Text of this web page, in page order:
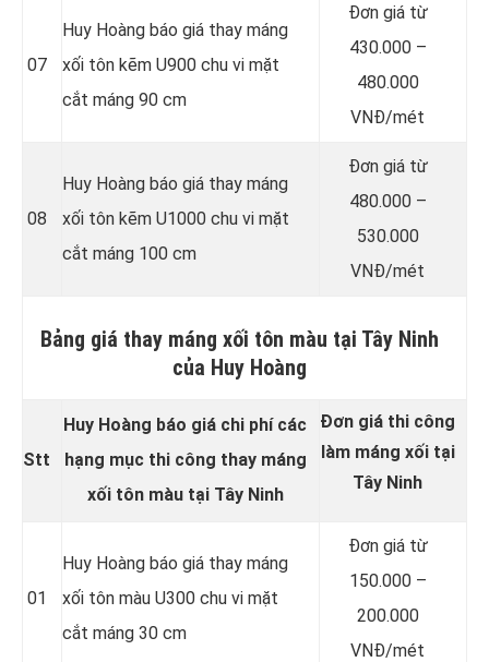
07
Huy Hoàng báo giá thay máng
xối tôn kẽm U900 chu vi mặt
cắt máng 90 cm
Đơn giá từ
430.000 –
480.000
VNĐ/mét
08
Huy Hoàng báo giá thay máng
xối tôn kẽm U1000 chu vi mặt
cắt máng 100 cm
Đơn giá từ
480.000 –
530.000
VNĐ/mét
Bảng giá thay máng xối tôn màu tại Tây Ninh
của Huy Hoàng
Stt
Huy Hoàng báo giá chi phí các
hạng mục thi công thaymáng
xối tôn màutại Tây Ninh
Đơn giá thi công
làm máng xối tại
Tây Ninh
01
Huy Hoàng báo giá thay máng
xối tôn màu U300 chu vi mặt
cắt máng 30 cm
Đơn giá từ
150.000 –
200.000
VNĐ/mét